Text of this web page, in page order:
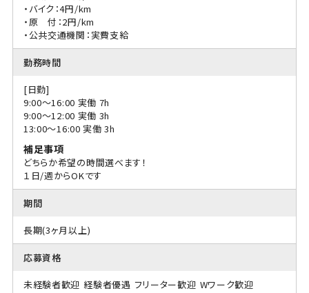
・バイク：4円/km
・原 付：2円/km
・公共交通機関：実費支給
勤務時間
[日勤]
9:00〜16:00 実働 7h
9:00〜12:00 実働 3h
13:00〜16:00 実働 3h
補足事項
どちらか希望の時間選べます！
１日/週からOKです
期間
長期(3ヶ月以上)
応募資格
未経験者歓迎 経験者優遇 フリーター歓迎 Wワーク歓迎